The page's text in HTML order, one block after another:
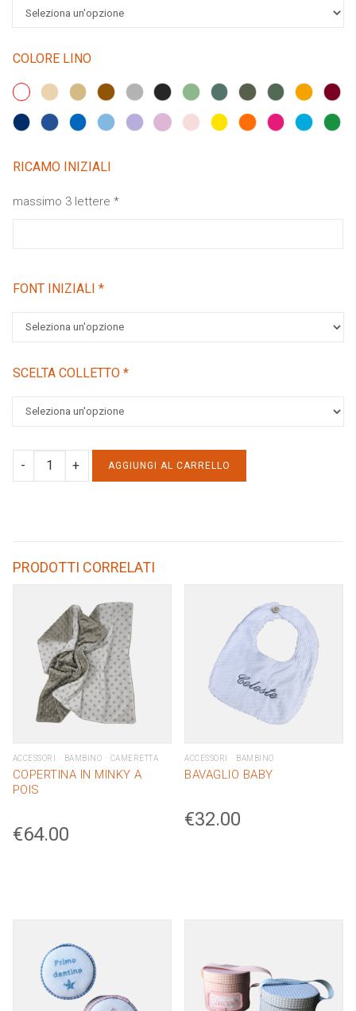
COLORE LINO
RICAMO INIZIALI
massimo 3 lettere *
FONT INIZIALI *
SCELTA COLLETTO *
VESTITO
MAXI
quantity
AGGIUNGI AL CARRELLO
PRODOTTI CORRELATI
ACCESSORI BAMBINO CAMERETTA
COPERTINA IN MINKY A
POIS
€64.00
ACCESSORI BAMBINO
BAVAGLIO BABY
€32.00